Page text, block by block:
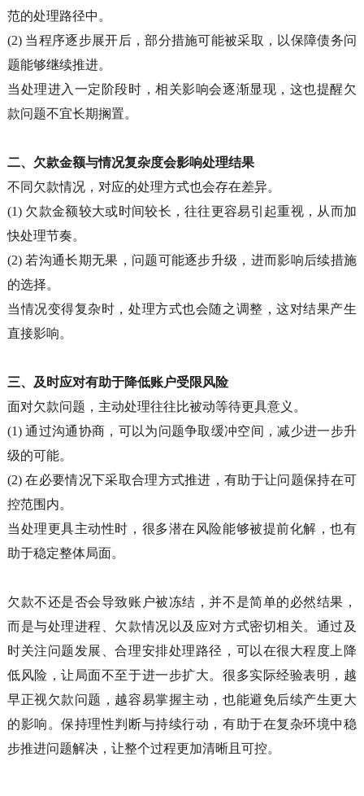
范的处理路径中。
(2) 当程序逐步展开后，部分措施可能被采取，以保障债务问
题能够继续推进。
当处理进入一定阶段时，相关影响会逐渐显现，这也提醒欠
款问题不宜长期搁置。
二、 欠款金额与情况复杂度会影响处理结果
不同欠款情况，对应的处理方式也会存在差异。
(1) 欠款金额较大或时间较长，往往更容易引起重视，从而加
快处理节奏。
(2) 若沟通长期无果，问题可能逐步升级，进而影响后续措施
的选择。
当情况变得复杂时，处理方式也会随之调整，这对结果产生
直接影响。
三、 及时应对有助于降低账户受限风险
面对欠款问题，主动处理往往比被动等待更具意义。
(1)通过沟通协商，可以为问题争取缓冲空间，减少进一步升
级的可能。
(2)在必要情况下采取合理方式推进，有助于让问题保持在可
控范围内。
当处理更具主动性时，很多潜在风险能够被提前化解，也有
助于稳定整体局面。
欠款不还是否会导致账户被冻结，并不是简单的必然结果，
而是与处理进程、欠款情况以及应对方式密切相关。通过及
时关注问题发展、合理安排处理路径，可以在很大程度上降
低风险，让局面不至于进一步扩大。很多实际经验表明，越
早正视欠款问题，越容易掌握主动，也能避免后续产生更大
的影响。保持理性判断与持续行动，有助于在复杂环境中稳
步推进问题解决，让整个过程更加清晰且可控。